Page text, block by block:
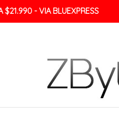
$21.990 - VIA BLUEXPRESS